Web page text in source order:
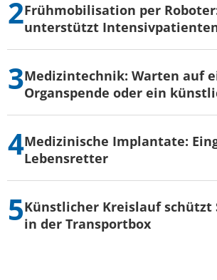
Frühmobilisation per
unterstützt
Medizintechnik: Warten auf
Organspende oder ein
Medizinische Implantate:
Lebensretter
Künstlicher Kreislauf schützt
in der Transportbox